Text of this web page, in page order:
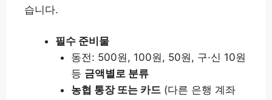
습니다.
필수 준비물
동전: 500원, 100원, 50원, 구·신 10원
등 금액별로 분류
농협 통장 또는 카드(다른 은행 계좌